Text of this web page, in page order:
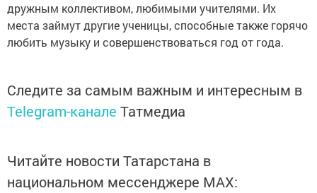
дружным коллективом, любимыми учителями. Их
места займут другие ученицы, способные также горячо
любить музыку и совершенствоваться год от года.
Следите за самым важным и интересным в
Telegram-канале Татмедиа
Читайте новости Татарстана в
национальном мессенджере MАХ: